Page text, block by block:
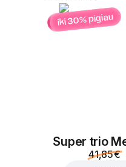
iki 30% pigiau
Super trio
41,85 €